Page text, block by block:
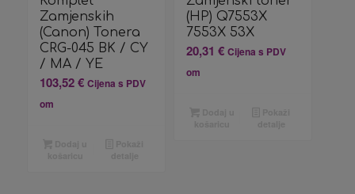
Zamjenskih
(Canon) Tonera
CRG-045 BK / CY
/ MA / YE
103,52€ Cijena s PDV
om
(HP) Q7553X
7553X 53X
20,31 € Cijena s PDV
om